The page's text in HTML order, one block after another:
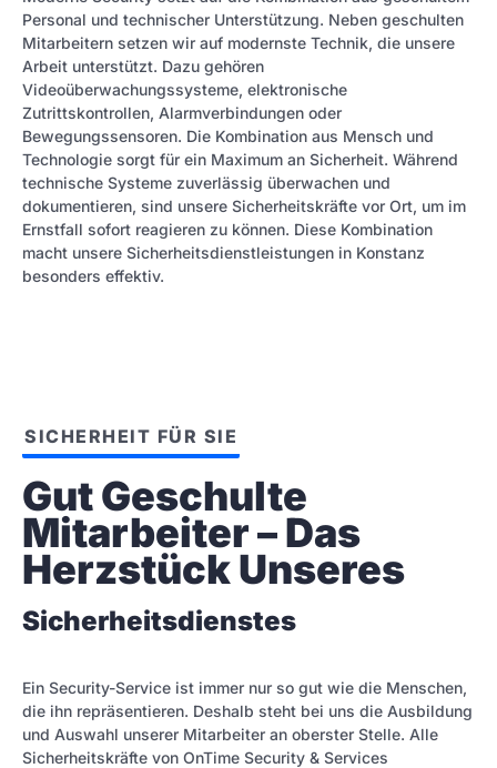
Personal und technischer Unterstützung. Neben geschulten
Mitarbeitern setzen wir auf modernste Technik, die unsere
Arbeit unterstützt. Dazu gehören
Videoüberwachungssysteme, elektronische
Zutrittskontrollen, Alarmverbindungen oder
Bewegungssensoren. Die Kombination aus Mensch und
Technologie sorgt für ein Maximum an Sicherheit. Während
technische Systeme zuverlässig überwachen und
dokumentieren, sind unsere Sicherheitskräfte vor Ort, um im
Ernstfall sofort reagieren zu können. Diese Kombination
macht unsere Sicherheitsdienstleistungen in Konstanz
besonders effektiv.
SICHERHEIT FÜR SIE
Gut Geschulte
Mitarbeiter – Das
Herzstück Unseres
Sicherheitsdienstes
Ein Security-Service ist immer nur so gut wie die Menschen,
die ihn repräsentieren. Deshalb steht bei uns die Ausbildung
und Auswahl unserer Mitarbeiter an oberster Stelle. Alle
Sicherheitskräfte von OnTime Security & Services